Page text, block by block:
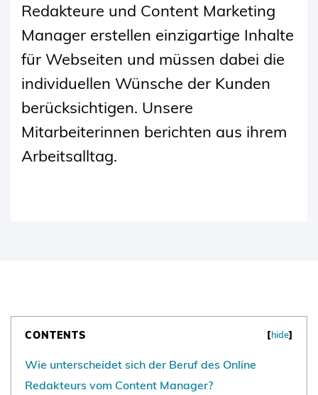
Redakteure und Content Marketing
Manager erstellen einzigartige Inhalte
für Webseiten und müssen dabei die
individuellen Wünsche der Kunden
berücksichtigen. Unsere
Mitarbeiterinnen berichten aus ihrem
Arbeitsalltag.
CONTENTS [hide]
Wie unterscheidet sich der Beruf des Online
Redakteurs vom Content Manager?